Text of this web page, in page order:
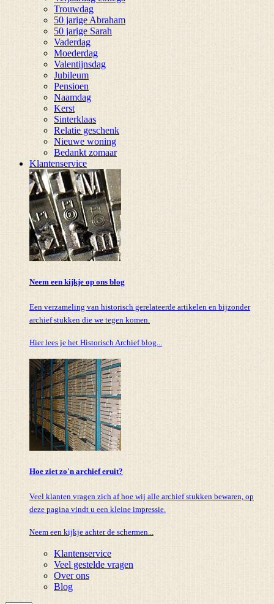
Trouwdag
50 jarige Abraham
50 jarige Sarah
Vaderdag
Moederdag
Valentijnsdag
Jubileum
Pensioen
Naamdag
Kerst
Sinterklaas
Relatie geschenk
Nieuwe woning
Bedankt zomaar
Klantenservice
Neem een kijkje op ons blog
Een verzameling van historisch gerelateerde artikelen en bijzonder
archief stukken die we tegen komen.
Hier lees je het Historisch Archief blog...
Hoe ziet zo'n archief eruit?
Veel klanten vragen zich af hoe wij alle archief stukken bewaren, op
deze pagina vindt u een kleine impressie.
Neem een kijkje achter de schermen...
Klantenservice
Veel gestelde vragen
Over ons
Blog